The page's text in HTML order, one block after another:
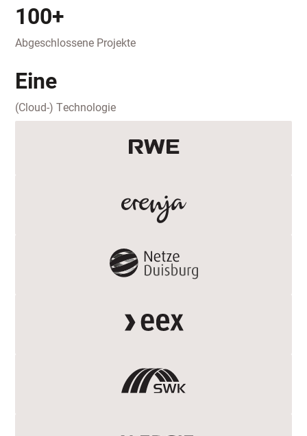
100+
Abgeschlossene Projekte
Eine
(Cloud-) Technologie